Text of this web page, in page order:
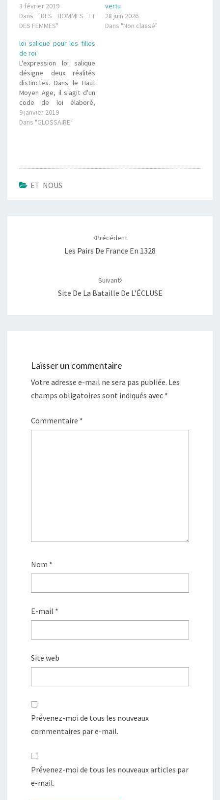
3 février 2019
Dans "DES HOMMES ET
DES FEMMES"
vertu
28 juin 2026
Dans "Non classé"
loi salique pour les filles
de roi
L'expression loi salique
désigne deux réalités
distinctes. Dans le Haut
Moyen Age, il s'agit d'un
code de loi élaboré,
selon les historiens,
entre le début du IVe et le
portait surtout sur le…
9 janvier 2019
Dans "GLOSSAIRE"
ET NOUS
Précédent
Les Pairs De France En 1328
Suivant
Site De La Bataille De L’ÉCLUSE
Laisser un commentaire
Votre adresse e-mail ne sera pas publiée. Les
champs obligatoires sont indiqués avec *
Commentaire *
Nom *
E-mail *
Site web
Prévenez-moi de tous les nouveaux
commentaires par e-mail.
Prévenez-moi de tous les nouveaux articles par
e-mail.